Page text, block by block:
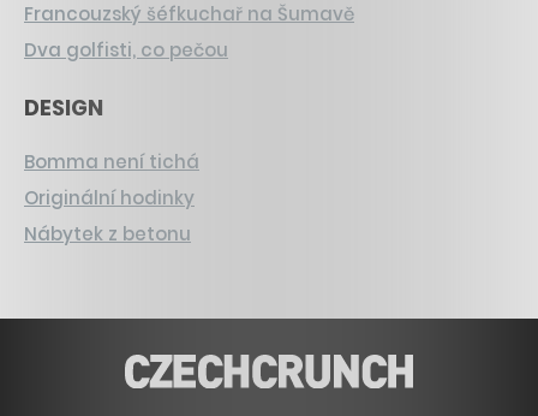
Francouzský šéfkuchař na Šumavě
Dva golfisti, co pečou
DESIGN
Bomma není tichá
Originální hodinky
Nábytek z betonu